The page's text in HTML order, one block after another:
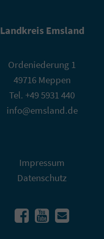
Landkreis Emsland
Ordeniederung 1
49716 Meppen
Tel. +49 5931 440
info@emsland.de
Impressum
Datenschutz